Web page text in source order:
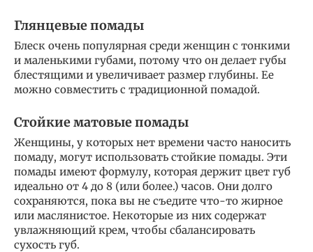
Глянцевые помады
Блеск очень популярная среди женщин с тонкими
и маленькими губами, потому что он делает губы
блестящими и увеличивает размер глубины. Ее
можно совместить с традиционной помадой.
Стойкие матовые помады
Женщины, у которых нет времени часто наносить
помаду, могут использовать стойкие помады. Эти
помады имеют формулу, которая держит цвет губ
идеально от 4 до 8 (или более.) часов. Они долго
сохраняются, пока вы не съедите что-то жирное
или маслянистое. Некоторые из них содержат
увлажняющий крем, чтобы сбалансировать
сухость губ.